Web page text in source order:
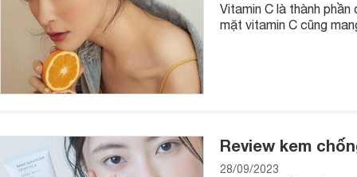
Vitamin C là thành
mặt vitamin C cũng
Review kem
28/09/2023